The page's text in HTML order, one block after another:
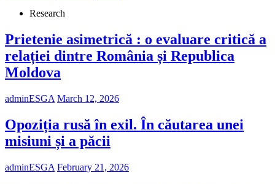
Research
Prietenie asimetrică : o evaluare critică a
relației dintre România și Republica
Moldova
adminESGA March 12, 2026
Opoziția rusă în exil. În căutarea unei
misiuni și a păcii
adminESGA February 21, 2026